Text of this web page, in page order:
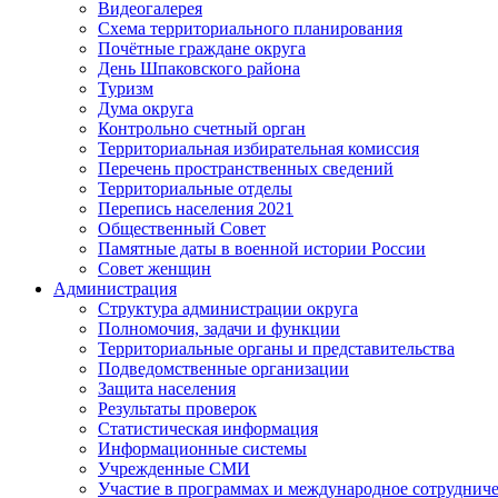
Видеогалерея
Схема территориального планирования
Почётные граждане округа
День Шпаковского района
Туризм
Дума округа
Контрольно счетный орган
Территориальная избирательная комиссия
Перечень пространственных сведений
Территориальные отделы
Перепись населения 2021
Общественный Совет
Памятные даты в военной истории России
Совет женщин
Администрация
Структура администрации округа
Полномочия, задачи и функции
Территориальные органы и представительства
Подведомственные организации
Защита населения
Результаты проверок
Статистическая информация
Информационные системы
Учрежденные СМИ
Участие в программах и международное